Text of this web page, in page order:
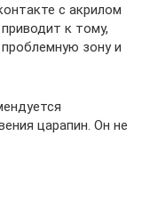
с акрилом
к тому,
зону и
царапин. Он не